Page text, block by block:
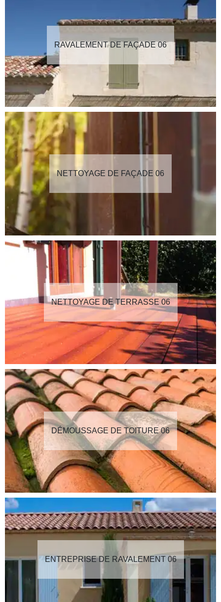
RAVALEMENT DE FAÇADE 06
NETTOYAGE DE FAÇADE 06
NETTOYAGE DE TERRASSE 06
DÉMOUSSAGE DE TOITURE 06
ENTREPRISE DE RAVALEMENT 06